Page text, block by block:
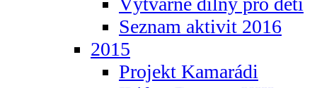
Seznam aktivit 2016
2015
Projekt Kamarádi